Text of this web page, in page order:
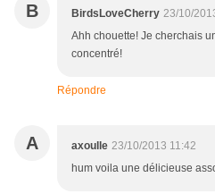
B BirdsLoveCherry 23/10/
Ahh chouette! Je cherchais
concentré!
Répondre
A axoulle 23/10/2013 11:42
hum voila une délicieuse